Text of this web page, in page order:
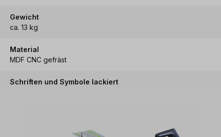
Gewicht
ca. 13 kg
Material
MDF CNC gefräst
Schriften und Symbole lackiert